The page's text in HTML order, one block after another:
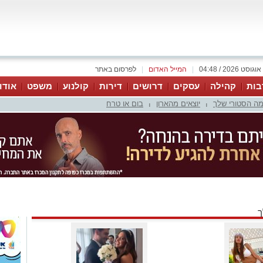
לפרסום באתר המייל האדום
קהילה עסקים דרושים דירות קולנוע משפט
מה הסטורי שלך יוצאים מהארון בום או טרח